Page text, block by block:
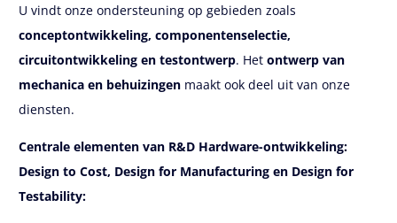
U vindt onze ondersteuning op gebieden zoals
conceptontwikkeling, componentenselectie,
circuitontwikkeling en testontwerp. Het ontwerp van
mechanica en behuizingen maakt ook deel uit van onze
diensten.
Centrale elementen van R&D Hardware-ontwikkeling:
Design to Cost, Design for Manufacturing en Design for
Testability: